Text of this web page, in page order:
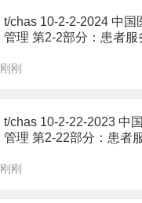
t/chas 10-2-2-2024 中国
管理 第2-2部分：患者服
刚刚
t/chas 10-2-22-2023 中
管理 第2-22部分：患者
刚刚